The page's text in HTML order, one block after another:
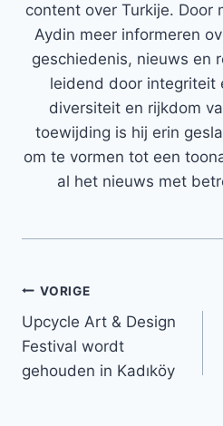
content over Turkije. Door
Aydin meer informeren
geschiedenis, nieuws en
leidend door integriteit
diversiteit en rijkdom
toewijding is hij erin
om te vormen tot een
al het nieuws met
Bericht
navigatie
VORIGE
Upcycle Art & Design
Festival wordt
gehouden in Kadıköy